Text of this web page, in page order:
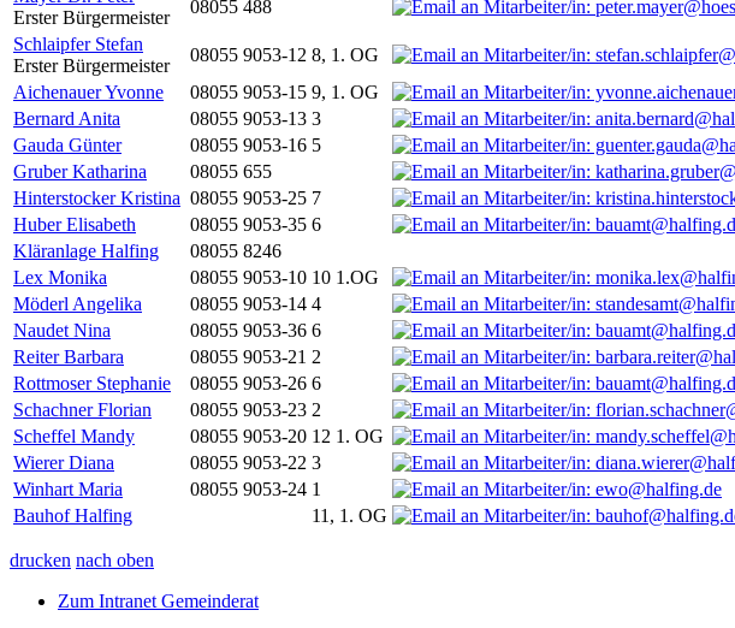
Erster Bürgermeister
08055 488
Schlaipfer Stefan
Erster Bürgermeister
08055 9053-12 8, 1. OG
Aichenauer Yvonne
08055 9053-15 9, 1. OG
Bernard Anita
08055 9053-13 3
Gauda Günter
08055 9053-16 5
Gruber Katharina
08055 655
Hinterstocker Kristina 08055 9053-25 7
Huber Elisabeth
08055 9053-35 6
Kläranlage Halfing
08055 8246
Lex Monika
08055 9053-10 10 1.OG
Möderl Angelika
08055 9053-14 4
Naudet Nina
08055 9053-36 6
Reiter Barbara
08055 9053-21 2
Rottmoser Stephanie
08055 9053-26 6
Schachner Florian
08055 9053-23 2
Scheffel Mandy
08055 9053-20 12 1. OG
Wierer Diana
08055 9053-22 3
Winhart Maria
08055 9053-24 1
Bauhof Halfing
11, 1. OG
drucken nach oben
Zum Intranet Gemeinderat